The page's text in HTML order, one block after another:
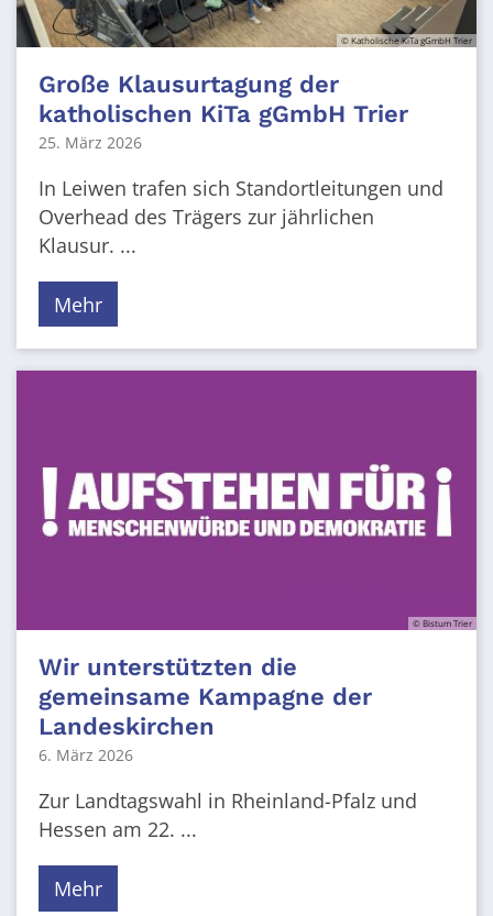
© Katholische KiTa gGmbH Trier
Große Klausurtagung der
katholischen KiTa gGmbH Trier
25. März 2026
In Leiwen trafen sich Standortleitungen und
Overhead des Trägers zur jährlichen
Klausur. ...
Mehr
© Bistum Trier
Wir unterstützten die
gemeinsame Kampagne der
Landeskirchen
6. März 2026
Zur Landtagswahl in Rheinland-Pfalz und
Hessen am 22. ...
Mehr